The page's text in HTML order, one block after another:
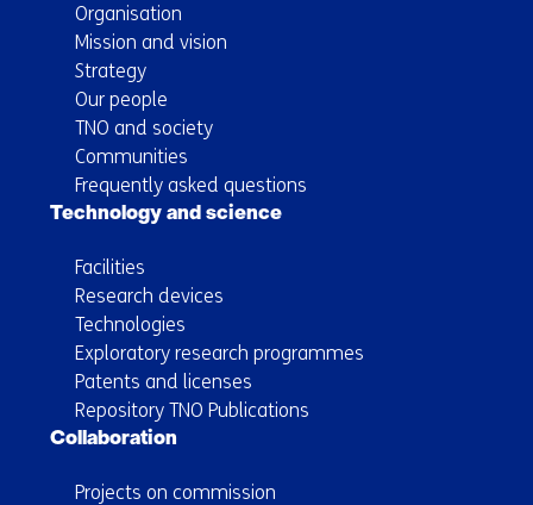
Organisation
Mission and vision
Strategy
Our people
TNO and society
Communities
Frequently asked questions
Technology and science
Facilities
Research devices
Technologies
Exploratory research programmes
Patents and licenses
Repository TNO Publications
Collaboration
Projects on commission